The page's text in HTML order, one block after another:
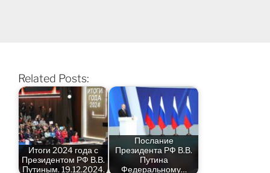
Related Posts:
Итоги 2024 года с
Президентом РФ В.В.
Путиным. 19.12.2024.
Послание
Президента РФ В.В.
Путина
Федеральному…